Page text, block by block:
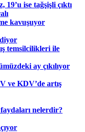
19’u ise tağşişli çıktı
kavuşuyor
temsilcilikleri ile
ay çıkılıyor
ve KDV’de artış
nelerdir?